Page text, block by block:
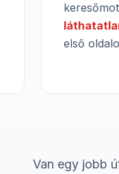
első
Van egy jobb